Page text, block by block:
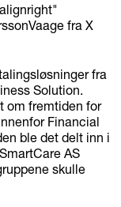
fra X
fra
Solution.
om fremtiden for
Financial
ble det delt inn i
AS
skulle